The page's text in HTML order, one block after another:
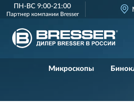
ПН-ВС 9:00-21:00
Партнер компании Bresser
Микроскопы